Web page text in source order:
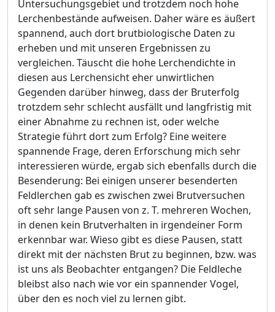
Untersuchungsgebiet und trotzdem noch hohe
Lerchenbestände aufweisen. Daher wäre es äußert
spannend, auch dort brutbiologische Daten zu
erheben und mit unseren Ergebnissen zu
vergleichen. Täuscht die hohe Lerchendichte in
diesen aus Lerchensicht eher unwirtlichen
Gegenden darüber hinweg, dass der Bruterfolg
trotzdem sehr schlecht ausfällt und langfristig mit
einer Abnahme zu rechnen ist, oder welche
Strategie führt dort zum Erfolg? Eine weitere
spannende Frage, deren Erforschung mich sehr
interessieren würde, ergab sich ebenfalls durch die
Besenderung: Bei einigen unserer besenderten
Feldlerchen gab es zwischen zwei Brutversuchen
oft sehr lange Pausen von z. T. mehreren Wochen,
in denen kein Brutverhalten in irgendeiner Form
erkennbar war. Wieso gibt es diese Pausen, statt
direkt mit der nächsten Brut zu beginnen, bzw. was
ist uns als Beobachter entgangen? Die Feldleche
bleibst also nach wie vor ein spannender Vogel,
über den es noch viel zu lernen gibt.